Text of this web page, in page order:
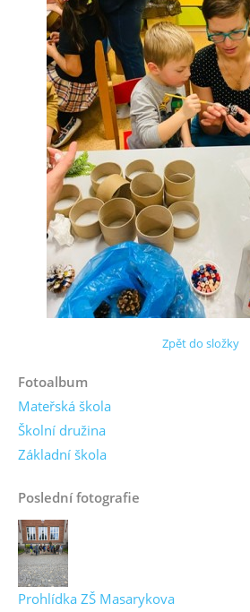
Zpět do složky
Fotoalbum
Mateřská škola
Školní družina
Základní škola
Poslední fotografie
Prohlídka ZŠ Masarykova